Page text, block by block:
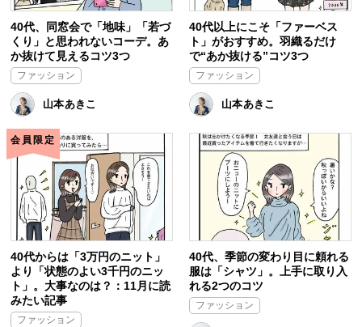
40代、同窓会で「地味」「若づ
くり」と思われないコーデ。あ
か抜けて見えるコツ3つ
ファッション
山本あきこ
40代以上にこそ「ファーベス
ト」がおすすめ。羽織るだけ
で“あか抜ける”コツ3つ
ファッション
山本あきこ
会員限定
40代からは「3万円のニット」
より「状態のよい3千円のニッ
ト」。大事なのは？：11月に読
みたい記事
ファッション
40代、季節の変わり目に頼れる
服は「シャツ」。上手に取り入
れる2つのコツ
ファッション